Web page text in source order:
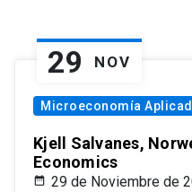
29 NOV
Microeconomía
Kjell Salvanes,
Economics
29 de Noviembre de